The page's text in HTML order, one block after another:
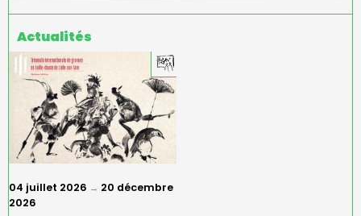
Actualités
04 juillet 2026 → 20 décembre
2026